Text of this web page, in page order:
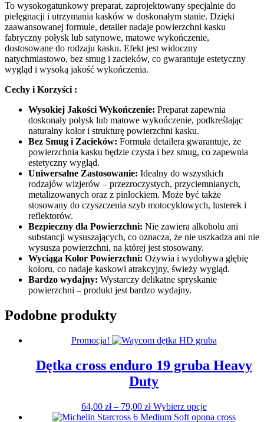
To wysokogatunkowy preparat, zaprojektowany specjalnie do
pielęgnacji i utrzymania kasków w doskonałym stanie. Dzięki
zaawansowanej formule, detailer nadaje powierzchni kasku
fabryczny połysk lub satynowe, matowe wykończenie,
dostosowane do rodzaju kasku. Efekt jest widoczny
natychmiastowo, bez smug i zacieków, co gwarantuje estetyczny
wygląd i wysoką jakość wykończenia.
Cechy i Korzyści :
Wysokiej Jakości Wykończenie: Preparat zapewnia
doskonały połysk lub matowe wykończenie, podkreślając
naturalny kolor i strukturę powierzchni kasku.
Bez Smug i Zacieków: Formuła detailera gwarantuje, że
powierzchnia kasku będzie czysta i bez smug, co zapewnia
estetyczny wygląd.
Uniwersalne Zastosowanie: Idealny do wszystkich
rodzajów wizjerów – przezroczystych, przyciemnianych,
metalizowanych oraz z pinlockiem. Może być także
stosowany do czyszczenia szyb motocyklowych, lusterek i
reflektorów.
Bezpieczny dla Powierzchni: Nie zawiera alkoholu ani
substancji wysuszających, co oznacza, że nie uszkadza ani nie
wysusza powierzchni, na której jest stosowany.
Wyciąga Kolor Powierzchni: Ożywia i wydobywa głębię
koloru, co nadaje kaskowi atrakcyjny, świeży wygląd.
Bardzo wydajny: Wystarczy delikatne spryskanie
powierzchni – produkt jest bardzo wydajny.
Podobne produkty
Promocja!
Dętka cross enduro 19 gruba Heavy
Duty
64,00 zł – 79,00 złZakres
cen:
Wybierz opcjeTen
produkt